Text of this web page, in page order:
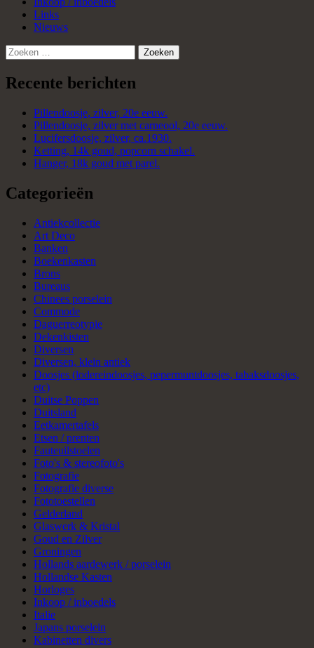
Links
Nieuws
Zoeken
naar:
Recente berichten
Pillendoosje, zilver, 20e eeuw.
Pillendoosje, zilver met carneool, 20e eeuw.
Lucifersdoosje, zilver, ca.1930.
Ketting, 14k goud, popcorn schakel.
Hanger, 18k goud met parel.
Categorieën
Antiekcollectie
Art Deco
Banken
Boekenkasten
Brons
Bureaus
Chinees porselein
Commode
Daguerreotypie
Dekenkisten
Diversen
Diversen, klein antiek
Doosjes (lodereindoosjes, pepermuntdoosjes, tabaksdoosjes,
etc)
Duitse Poppen
Duitsland
Eetkamertafels
Etsen / prenten
Fauteuilstoelen
Foto's & stereofoto's
Fotografie
Fotografie diverse
Fototoestellen
Gelderland
Glaswerk & Kristal
Goud en Zilver
Groningen
Hollands aardewerk / porselein
Hollandse Kasten
Horloges
Inkoop / inboedels
Italie
Japans porselein
Kabinetten divers